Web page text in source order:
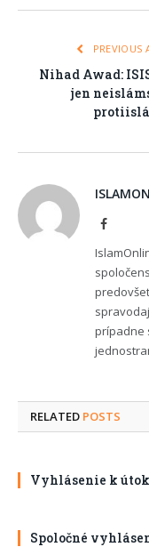
PREVIOUS
Nihad Awad:
jen
Facebook
prípadne
RELATED POSTS
Vyhlásenie k
Spoločné